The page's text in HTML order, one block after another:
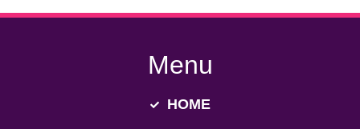
Menu
HOME